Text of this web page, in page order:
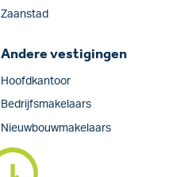
Zaanstad
Andere vestigingen
Hoofdkantoor
Bedrijfsmakelaars
Nieuwbouwmakelaars